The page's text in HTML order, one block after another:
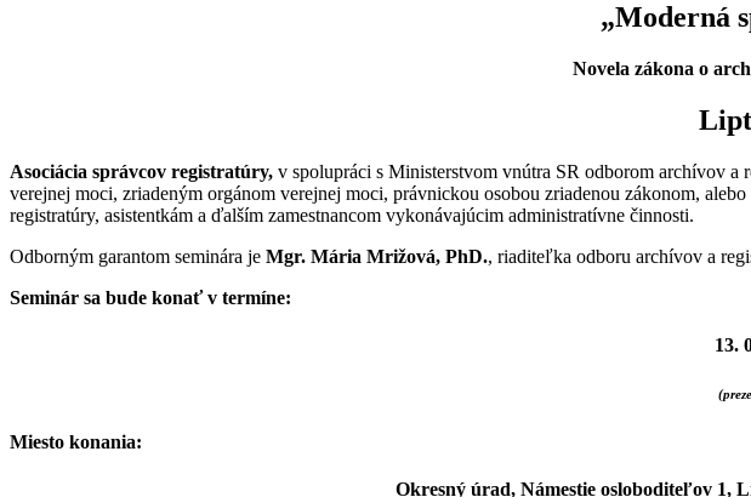
„Moderná
Novela zákona o
Asociácia správcov registratúry, v spolupráci s Ministerstvom vnútra SR odborom archívov a
verejnej moci, zriadeným orgánom verejnej moci, právnickou osobou zriadenou zákonom,
registratúry, asistentkám a ďalším zamestnancom vykonávajúcim administratívne činnosti.
Odborným garantom seminára je Mgr. Mária Mrižová, PhD., riaditeľka odboru archívov a
Seminár sa bude konať v termíne:
13.
Miesto konania:
Okresný úrad, Námestie osloboditeľov 1,